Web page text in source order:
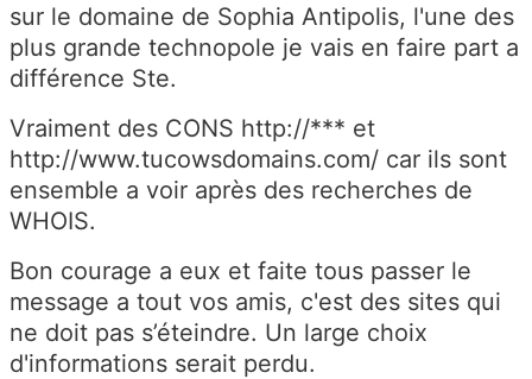
sur le domaine de Sophia Antipolis, l'une des
plus grande technopole je vais en faire part a
différence Ste.
Vraiment des CONS http://*** et
http://www.tucowsdomains.com/ car ils sont
ensemble a voir après des recherches de
WHOIS.
Bon courage a eux et faite tous passer le
message a tout vos amis, c'est des sites qui
ne doit pas s’éteindre. Un large choix
d'informations serait perdu.